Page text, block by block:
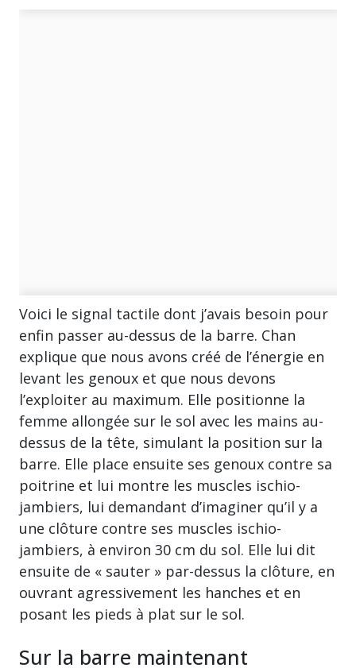
Voici le signal tactile dont j’avais besoin pour
enfin passer au-dessus de la barre. Chan
explique que nous avons créé de l’énergie en
levant les genoux et que nous devons
l’exploiter au maximum. Elle positionne la
femme allongée sur le sol avec les mains au-
dessus de la tête, simulant la position sur la
barre. Elle place ensuite ses genoux contre sa
poitrine et lui montre les muscles ischio-
jambiers, lui demandant d’imaginer qu’il y a
une clôture contre ses muscles ischio-
jambiers, à environ 30 cm du sol. Elle lui dit
ensuite de « sauter » par-dessus la clôture, en
ouvrant agressivement les hanches et en
posant les pieds à plat sur le sol.
Sur la barre maintenant